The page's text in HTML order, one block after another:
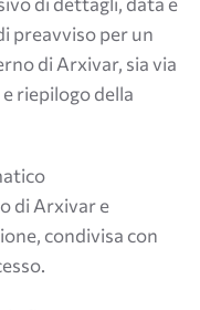
preavviso per un
di Arxivar, sia via
riepilogo della
di Arxivar e
condivisa con